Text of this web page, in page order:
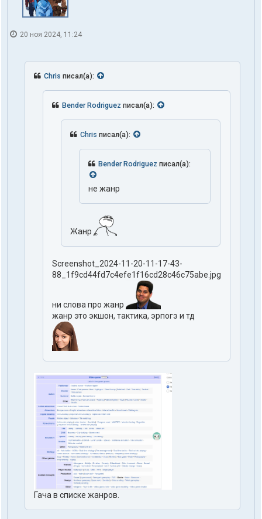
20 ноя 2024, 11:24
Chris писал(а):
Bender Rodriguez писал(а):
Chris писал(а):
Bender Rodriguez писал(а):
не жанр
Жанр
Screenshot_2024-11-20-11-17-43-
88_1f9cd44fd7c4efe1f16cd28c46c75abe.jpg
ни слова про жанр
жанр это экшон, тактика, эрпогэ и тд
Гача в списке жанров.